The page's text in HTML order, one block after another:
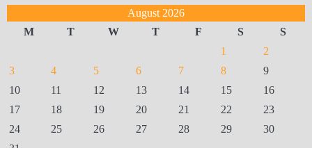
August 2026
M
T W T F S
S
1
2
3
4 5 6 7 8
9
10
11 12 13 14 15
16
17
18 19 20 21 22
23
24
25 26 27 28 29
30